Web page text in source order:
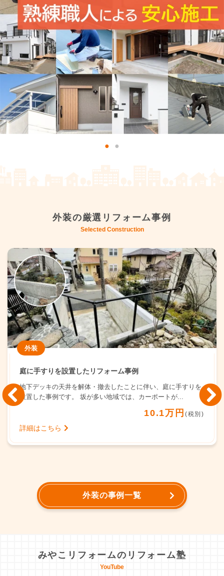
外装の厳選リフォーム事例
Selected Construction
外装
庭に手すりを設置したリフォーム事例
地下デッキの天井を解体・撤去したことに伴い、庭に手すりを
設置した事例です。 坂が多い地域では、カーポートが...
10.1万円 (税別)
詳細はこちら
外装の事例一覧
みやこリフォームのリフォーム塾
YouTube